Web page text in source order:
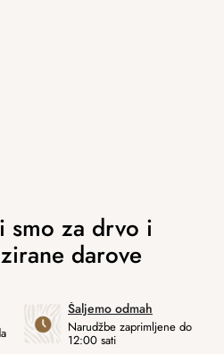
Šaljemo odmah
Narudžbe zaprimljene do
12:00 sati